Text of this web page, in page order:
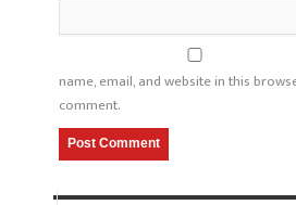
name, email, and website in this
comment.